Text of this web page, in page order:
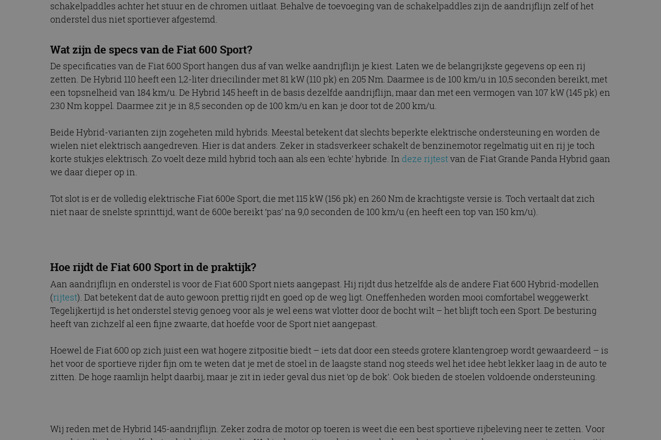
schakelpaddles achter het stuur en de chromen uitlaat. Behalve de toevoeging van de schakelpaddles zijn de aandrijflijn zelf of het
onderstel dus niet sportiever afgestemd.
Wat zijn de specs van de Fiat 600 Sport?
De specificaties van de Fiat 600 Sport hangen dus af van welke aandrijflijn je kiest. Laten we de belangrijkste gegevens op een rij
zetten. De Hybrid 110 heeft een 1,2-liter driecilinder met 81 kW (110 pk) en 205 Nm. Daarmee is de 100 km/u in 10,5 seconden bereikt, met
een topsnelheid van 184 km/u. De Hybrid 145 heeft in de basis dezelfde aandrijflijn, maar dan met een vermogen van 107 kW (145 pk) en
230 Nm koppel. Daarmee zit je in 8,5 seconden op de 100 km/u en kan je door tot de 200 km/u.
Beide Hybrid-varianten zijn zogeheten mild hybrids. Meestal betekent dat slechts beperkte elektrische ondersteuning en worden de
wielen niet elektrisch aangedreven. Hier is dat anders. Zeker in stadsverkeer schakelt de benzinemotor regelmatig uit en rij je toch
korte stukjes elektrisch. Zo voelt deze mild hybrid toch aan als een ‘echte’ hybride. In deze rijtestvan de Fiat Grande Panda Hybrid gaan
we daar dieper op in.
Tot slot is er de volledig elektrische Fiat 600e Sport, die met 115 kW (156 pk) en 260 Nm de krachtigste versie is. Toch vertaalt dat zich
niet naar de snelste sprinttijd, want de 600e bereikt ‘pas’ na 9,0 seconden de 100 km/u (en heeft een top van 150 km/u).
Hoe rijdt de Fiat 600 Sport in de praktijk?
Aan aandrijflijn en onderstel is voor de Fiat 600 Sport niets aangepast. Hij rijdt dus hetzelfde als de andere Fiat 600 Hybrid-modellen
(rijtest). Dat betekent dat de auto gewoon prettig rijdt en goed op de weg ligt. Oneffenheden worden mooi comfortabel weggewerkt.
Tegelijkertijd is het onderstel stevig genoeg voor als je wel eens wat vlotter door de bocht wilt – het blijft toch een Sport. De besturing
heeft van zichzelf al een fijne zwaarte, dat hoefde voor de Sport niet aangepast.
Hoewel de Fiat 600 op zich juist een wat hogere zitpositie biedt – iets dat door een steeds grotere klantengroep wordt gewaardeerd – is
het voor de sportieve rijder fijn om te weten dat je met de stoel in de laagste stand nog steeds wel het idee hebt lekker laag in de auto te
zitten. De hoge raamlijn helpt daarbij, maar je zit in ieder geval dus niet ‘op de bok’. Ook bieden de stoelen voldoende ondersteuning.
Wij reden met de Hybrid 145-aandrijflijn. Zeker zodra de motor op toeren is weet die een best sportieve rijbeleving neer te zetten. Voor
CookieScriptConsent
CookieScript
4 weken 2
Deze cookie wordt gebruikt door de Cookie-Script.com-service om de
cookievoorkeuren van bezoekers te onthouden. De cookie-banner
Aanbieder
/ Domein
_ga
Google
.autorai.nl
1 jaar 1
Deze cookienaam is gekoppeld aan Google Universal Analytics - wat een
belangrijke update is van de meer algemeen gebruikte analyseservice van
Google. Deze cookie wordt gebruikt om unieke gebruikers te onderscheiden
door een willekeurig gegenereerd nummer toe te wijzen als klant-ID. Het is
opgenomen in elk paginaverzoek op een site en wordt gebruikt om
bezoekers-, sessie- en campagnegegevens te berekenen voor de
_ga_SC6JKZPPKY
.autorai.nl
1 jaar 1
maand
Deze cookie wordt gebruikt door Google Analytics om de sessiestatus te
behouden.
Naam
Aanbieder /
Vervaldatum Omschrijving
Inc.
.autorai.nl
weken
Gebruikt door Facebook om een reeks advertentieproducten te leveren, zoals
realtime bieden van externe adverteerders
eindgebruiker heeft gezien voordat hij de genoemde website bezocht.
IDE
Google LLC
.doubleclick.net
1 jaar 1
maand
Deze cookie wordt ingesteld door Doubleclick en voert informatie uit over hoe
de eindgebruiker de website gebruikt en over eventuele advertenties die de
eindgebruiker heeft gezien voordat hij de genoemde website bezocht.
Naam
omx_consent
.autorai.nl
1 jaar
g_id_2026041511536766
autorai.nl 1 jaar